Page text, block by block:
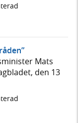
Mats
den 13